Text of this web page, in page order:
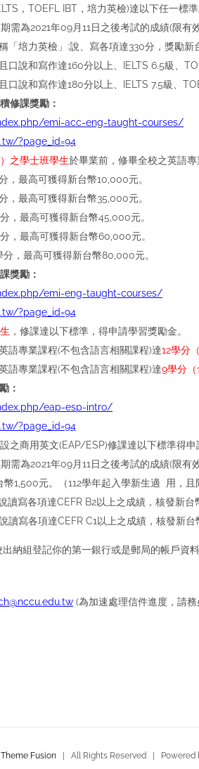
，TOEFL IBT，培力英檢)達以下任一標
需為2021年09月11日之後考試的成績(限有
「培力英檢」:說、寫各項達330分，獎勵新
口說和寫作達160分以上、IELTS 6.5級、
口說和寫作達180分以上、IELTS 7.5級、
修課獎勵：
emi-acc-eng-taught-courses/
?page_id=94
之學士班學生於畢業前，修畢全校之英語
，最高可獲得新台幣10,000元。
，最高可獲得新台幣35,000元。
，最高可獲得新台幣45,000元。
，最高可獲得新台幣60,000元。
，最高可獲得新台幣80,000元。
獎勵：
emi-eng-taught-courses/
?page_id=94
，修課達以下標準，得申請學習獎勵金。
語專業課程(不包含語言相關課程)達12學分
語專業課程(不包含語言相關課程)達9學分（
：
eap-esp-intro/
?page_id=94
之商用英文(EAP/ESP)修課達以下標準得申
需為2021年09月11日之後考試的成績(限有
1,500元。（112學年起入學新生適 用，且
讀寫各項達CEFR B2以上之成績，核發新台
讀寫各項達CEFR C1以上之成績，核發新台
納組登記你的第一銀行或是郵局的帳戶
(為加速處理信件進度，請
Theme Fusion | All Rights Reserved | Powered